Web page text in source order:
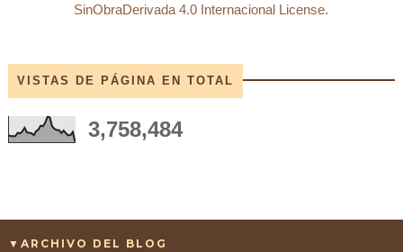
SinObraDerivada 4.0 Internacional License.
VISTAS DE PÁGINA EN TOTAL
3,758,484
▼ARCHIVO DEL BLOG